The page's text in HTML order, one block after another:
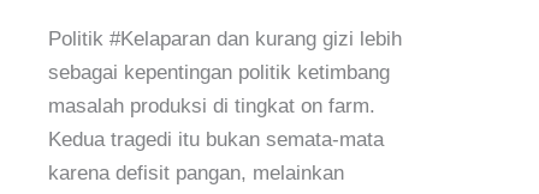
Politik #Kelaparan dan kurang gizi lebih
sebagai kepentingan politik ketimbang
masalah produksi di tingkat on farm.
Kedua tragedi itu bukan semata-mata
karena defisit pangan, melainkan